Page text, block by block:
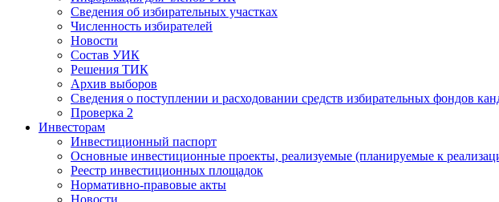
Сведения об избирательных участках
Численность избирателей
Новости
Состав УИК
Решения ТИК
Архив выборов
Сведения о поступлении и расходовании средств избирательных фондов
Проверка 2
Инвесторам
Инвестиционный паспорт
Основные инвестиционные проекты, реализуемые (планируемые к
Реестр инвестиционных площадок
Нормативно-правовые акты
Новости